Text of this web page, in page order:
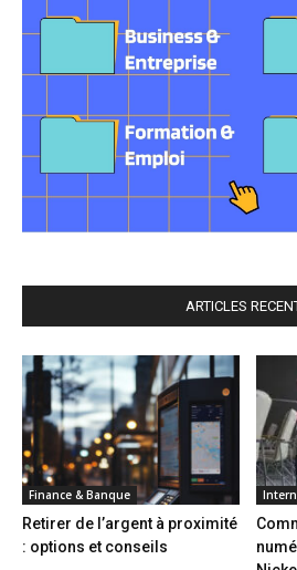
ARTICLES
Finance & Banque
Retirer de l’argent à proximité
: options et conseils